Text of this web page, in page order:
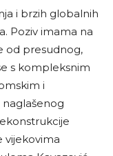
i brzih globalnih
Poziv imama na
od presudnog,
s kompleksnim
i
vijekovima